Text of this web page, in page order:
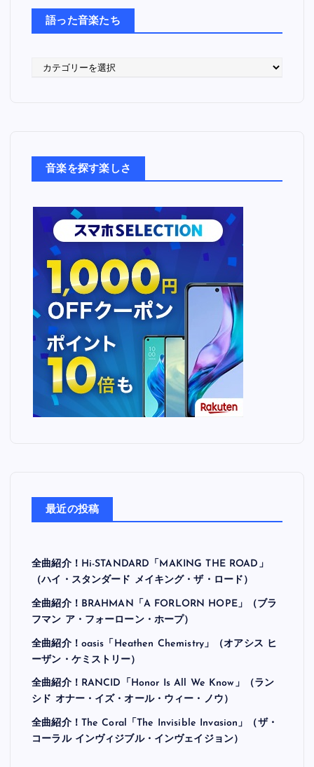
語った音楽たち
音楽を探す楽しさ
最近の投稿
全曲紹介！Hi-STANDARD「MAKING THE ROAD」
（ハイ・スタンダード メイキング・ザ・ロード）
全曲紹介！BRAHMAN「A FORLORN HOPE」（ブラ
フマン ア・フォーローン・ホープ）
全曲紹介！oasis「Heathen Chemistry」（オアシス ヒ
ーザン・ケミストリー）
全曲紹介！RANCID「Honor Is All We Know」（ラン
シド オナー・イズ・オール・ウィー・ノウ）
全曲紹介！The Coral「The Invisible Invasion」（ザ・
コーラル インヴィジブル・インヴェイジョン）